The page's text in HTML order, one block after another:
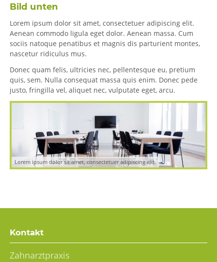
Bild unten
Lorem ipsum dolor sit amet, consectetuer adipiscing elit.
Aenean commodo ligula eget dolor. Aenean massa. Cum
sociis natoque penatibus et magnis dis parturient montes,
nascetur ridiculus mus.
Donec quam felis, ultricies nec, pellentesque eu, pretium
quis, sem. Nulla consequat massa quis enim. Donec pede
justo, fringilla vel, aliquet nec, vulputate eget, arcu.
Lorem ipsum dolor sit amet, consectetuer adipiscing elit.
Kontakt
Zahnarztpraxis